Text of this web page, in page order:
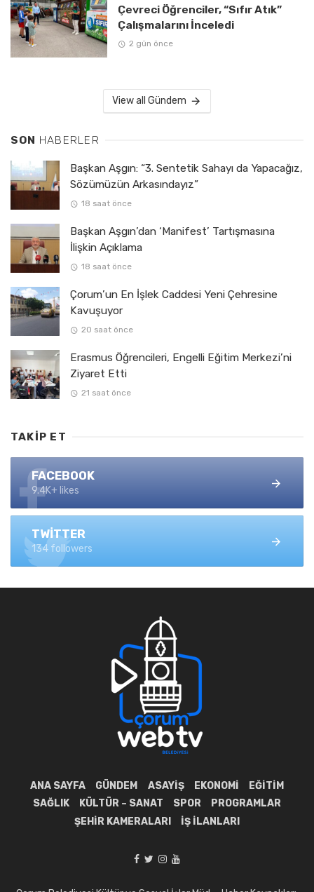
Çevreci Öğrenciler, “Sıfır Atık”
Çalışmalarını İnceledi
2 gün önce
View all Gündem
SON HABERLER
Başkan Aşgın: “3. Sentetik Sahayı da Yapacağız,
Sözümüzün Arkasındayız”
18 saat önce
Başkan Aşgın’dan ‘Manifest’ Tartışmasına
İlişkin Açıklama
18 saat önce
Çorum’un En İşlek Caddesi Yeni Çehresine
Kavuşuyor
20 saat önce
Erasmus Öğrencileri, Engelli Eğitim Merkezi’ni
Ziyaret Etti
21 saat önce
TAKIP ET
FACEBOOK
9.4K+ likes
TWITTER
134 followers
ANA SAYFA GÜNDEM ASAYIŞ EKONOMI
EĞITIM
SAĞLIK
KÜLTÜR – SANAT SPOR
PROGRAMLAR
ŞEHIR KAMERALARI
İŞ İLANLARI